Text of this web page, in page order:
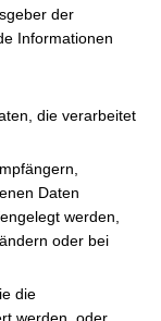
der
Informationen
die verarbeitet
Daten
werden,
oder bei
die